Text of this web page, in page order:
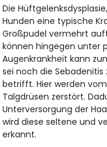
Die
Hunden eine typische
Großpudel vermehrt
können hingegen unter
Augenkrankheit kann
sei noch die
betrifft. Hier werden
Talgdrüsen zerstört.
Unterversorgung der
wird diese seltene und
erkannt.